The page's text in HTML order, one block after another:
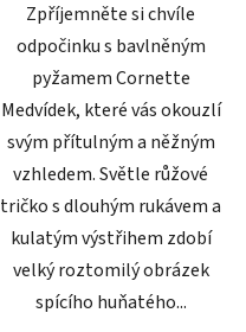
Zpříjemněte si chvíle
odpočinku s bavlněným
pyžamem Cornette
Medvídek, které vás okouzlí
svým přítulným a něžným
vzhledem. Světle růžové
tričko s dlouhým rukávem a
kulatým výstřihem zdobí
velký roztomilý obrázek
spícího huňatého...